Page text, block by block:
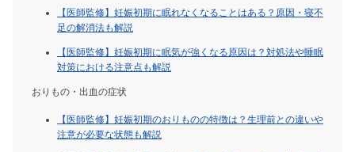
【医師監修】妊娠初期に眠れなくなることはある？原因・寝不
足の解消法も解説
【医師監修】妊娠初期に眠気が強くなる原因は？対処法や睡眠
対策における注意点も解説
おりもの・出血の症状
【医師監修】妊娠初期のおりものの特徴は？生理前との違いや
注意が必要な状態も解説